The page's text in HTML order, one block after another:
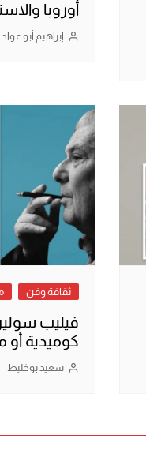
أوروبا
إبراهيم أبو عواد
ثقافة وفن
فيليب
كوميدية أو
سعيد بوخليط